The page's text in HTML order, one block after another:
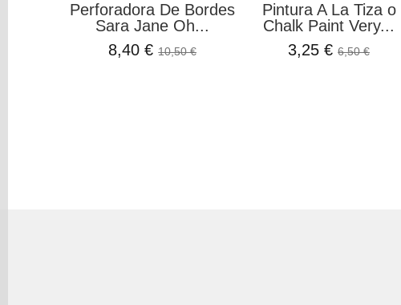
Instagram
Perforadora De Bordes
Sara Jane Oh...
8,40 €10,50 €
Pintura A La Tiza o
Chalk Paint Very...
3,25 €6,50 €